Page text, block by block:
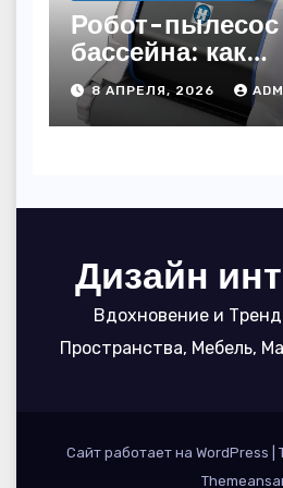
Робот-пылесос
бассейна: как
пользоваться,
вода блестела,
устройство
8 АПРЕЛЯ, 2026
Дизайн
Вдохновение и
Пространства, Мебель,
Сайт работает на WordPress